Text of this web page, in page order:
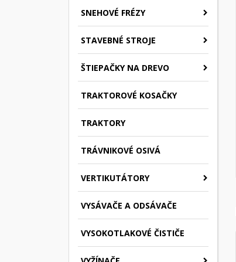
SNEHOVÉ FRÉZY
STAVEBNÉ STROJE
ŠTIEPAČKY NA DREVO
TRAKTOROVÉ KOSAČKY
TRAKTORY
TRÁVNIKOVÉ OSIVÁ
VERTIKUTÁTORY
VYSÁVAČE A ODSÁVAČE
VYSOKOTLAKOVÉ ČISTIČE